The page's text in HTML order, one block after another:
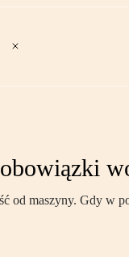
maszyny. Gdy w